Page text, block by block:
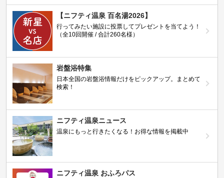
【ニフティ温泉 百名湯2026】
行ってみたい施設に投票してプレゼントを当てよう！
（全10回開催 / 合計260名様）
岩盤浴特集
日本全国の岩盤浴情報だけをピックアップ。まとめて
検索！
ニフティ温泉ニュース
温泉にもっと行きたくなる！お得な情報を掲載中
ニフティ温泉 おふろパス